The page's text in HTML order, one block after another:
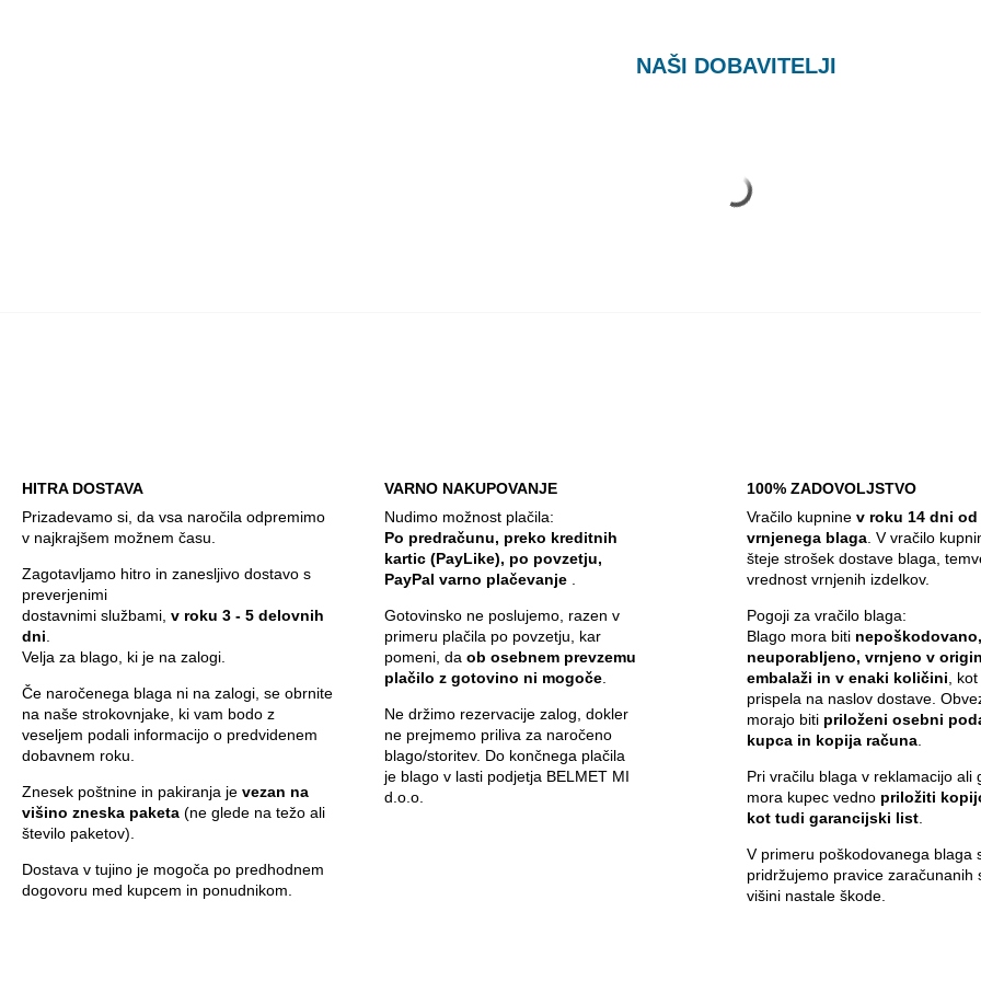
NAŠI DOBAVITELJI
HITRA DOSTAVA
Prizadevamo si, da vsa naročila odpremimo
v najkrajšem možnem času.
Zagotavljamo hitro in zanesljivo dostavo s
preverjenimi
dostavnimi službami, v roku 3 - 5 delovnih
dni
Velja za blago, ki je na zalogi.
Če naročenega blaga ni na zalogi, se obrnite
na naše strokovnjake, ki vam bodo z
veseljem podali informacijo o predvidenem
dobavnem roku.
Znesek poštnine in pakiranja je vezan na
višino zneska paketa (ne glede na težo ali
število paketov).
Dostava v tujino je mogoča po predhodnem
dogovoru med kupcem in ponudnikom.
VARNO NAKUPOVANJE
Nudimo možnost plačila:
Po predračunu, preko kreditnih
kartic (PayLike), po povzetju,
PayPal varno plačevanje
Gotovinsko ne poslujemo, razen v
primeru plačila po povzetju, kar
pomeni, da ob osebnem prevzemu
plačilo z gotovino ni mogoče
Ne držimo rezervacije zalog, dokler
ne prejmemo priliva za naročeno
blago/storitev. Do končnega plačila
je blago v lasti podjetja BELMET MI
d.o.o.
100% ZADOVOLJSTVO
Vračilo kupnine v roku 14 dni od
vrnjenega blaga . V vračilo
šteje strošek dostave blaga,
vrednost vrnjenih izdelkov.
Pogoji za vračilo blaga:
Blago mora biti nepoškodovano,
neuporabljeno, vrnjeno v
embalaži in v enaki količini ,
prispela na naslov dostave.
morajo biti priloženi osebni
kupca in kopija računa
Pri vračilu blaga v reklamacijo ali
mora kupec vedno priložiti
kot tudi garancijski list
V primeru poškodovanega blaga
pridržujemo pravice zaračunanih
višini nastale škode.